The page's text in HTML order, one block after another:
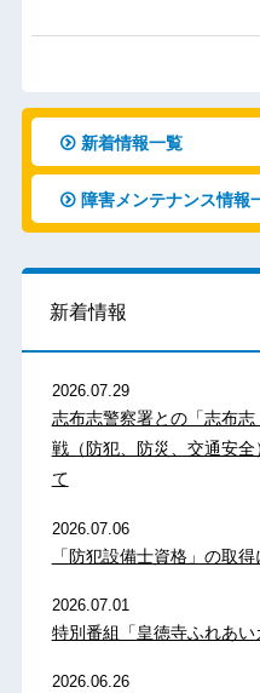
新着情報一覧
障害メンテナンス情報
新着情報
2026.07.29
志布志警察署との「志布
戦（防犯、防災、交通安
て
2026.07.06
「防犯設備士資格」の取
2026.07.01
特別番組「皇徳寺ふれあい
2026.06.26